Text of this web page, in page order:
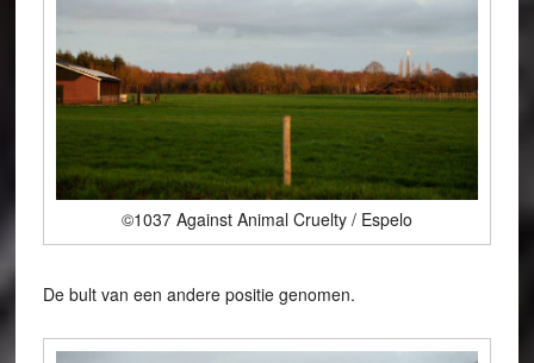
©1037 Against Animal Cruelty / Espelo
De bult van een andere positie genomen.